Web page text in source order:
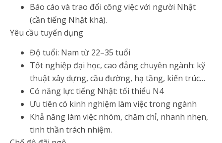
Báo cáo và trao đổi công việc với người Nhật
(cần tiếng Nhật khá).
Yêu cầu tuyển dụng
Độ tuổi: Nam từ 22–35 tuổi
Tốt nghiệp đại học, cao đẳng chuyên ngành: kỹ
thuật xây dựng, cầu đường, hạ tầng, kiến trúc…
Có năng lực tiếng Nhật: tối thiểu N4
Ưu tiên có kinh nghiệm làm việc trong ngành
Khả năng làm việc nhóm, chăm chỉ, nhanh nhẹn,
tinh thần trách nhiệm.